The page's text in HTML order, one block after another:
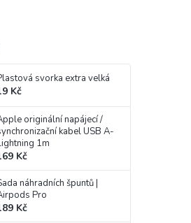
svorka extra velká
Kč
originální napájecí /
kabel USB A-
1m
Kč
náhradních špuntů |
Pro
Kč